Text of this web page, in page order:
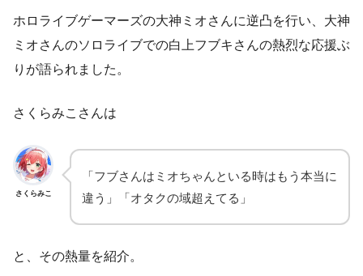
ホロライブゲーマーズの大神ミオさんに逆凸を行い、大神
ミオさんのソロライブでの白上フブキさんの熱烈な応援ぶ
りが語られました。
さくらみこさんは
さくらみこ
「フブさんはミオちゃんといる時はもう本当に
違う」「オタクの域超えてる」
と、その熱量を紹介。